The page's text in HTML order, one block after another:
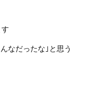
なだったな｣と思う